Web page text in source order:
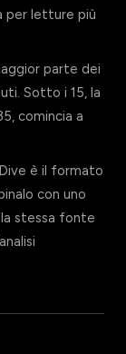
per letture più
parte dei
Sotto i 15, la
comincia a
è il formato
con uno
stessa fonte